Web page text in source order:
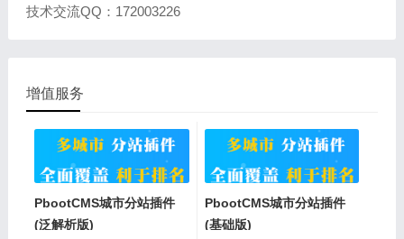
技术交流QQ：172003226
增值服务
PbootCMS城市分站插件
(泛解析版)
PbootCMS城市分站插件
(基础版)